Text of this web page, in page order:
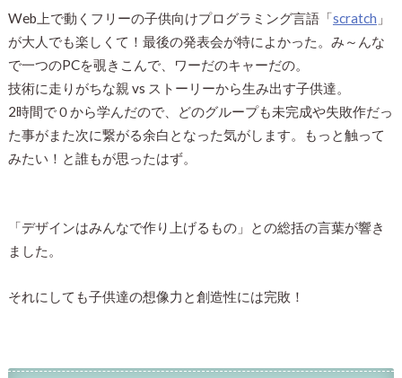
Web上で動くフリーの子供向けプログラミング言語「scratch 」
が大人でも楽しくて！最後の発表会が特によかった。み～んな
で一つのPCを覗きこんで、ワーだのキャーだの。
技術に走りがちな親 vs ストーリーから生み出す子供達。
2時間で０から学んだので、どのグループも未完成や失敗作だっ
た事がまた次に繋がる余白となった気がします。もっと触って
みたい！と誰もが思ったはず。
「デザインはみんなで作り上げるもの」との総括の言葉が響き
ました。
それにしても子供達の想像力と創造性には完敗！